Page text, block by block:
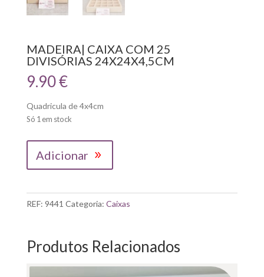
MADEIRA| CAIXA COM 25
DIVISÓRIAS 24X24X4,5CM
9.90€
Quadricula de 4x4cm
Só 1 em stock
COM
24X24X4,5CM
Adicionar
REF: 9441 Categoria: Caixas
Produtos Relacionados